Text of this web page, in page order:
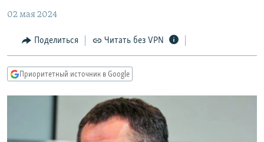
Вернутся
Вернутся
МНЕНИЯ
КУЛЬТУРА
КАВКАЗ.РЕАЛИИ
СИБИРЬ.РЕАЛИИ
02 мая 2024
Поделиться Читать без VPN
Приоритетный источник в Google